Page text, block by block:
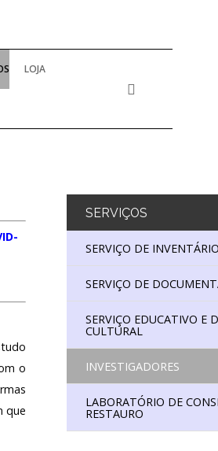
LOJA
o
que
SERVIÇOS
SERVIÇO DE
SERVIÇO DE
SERVIÇO EDUCATIVO E
CULTURAL
INVESTIGADORES
LABORATÓRIO DE
RESTAURO